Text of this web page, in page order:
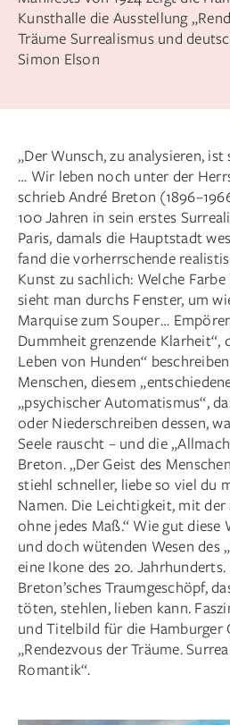
Kunsthalle die Ausstellung
Träume Surrealismus und
Simon Elson
„Der Wunsch, zu analysieren,
… Wir leben noch unter der
schrieb André Breton
100 Jahren in sein erstes
Paris, damals die Hauptstadt
fand die vorherrschende
Kunst zu sachlich: Welche
sieht man durchs Fenster, um
Marquise zum Souper …
Dummheit grenzende Klarheit“,
Leben von Hunden“
Menschen, diesem
„psychischer Automatismus“,
oder Niederschreiben dessen,
Seele rauscht – und die
Breton. „Der Geist des
stiehl schneller, liebe so viel du
Namen. Die Leichtigkeit, mit der
ohne jedes Maß.“ Wie gut diese
und doch wütenden Wesen des
eine Ikone des 20.
Breton’sches Traumgeschöpf,
töten, stehlen, lieben kann.
und Titelbild für die Hamburger
„Rendezvous der Träume.
Romantik“.